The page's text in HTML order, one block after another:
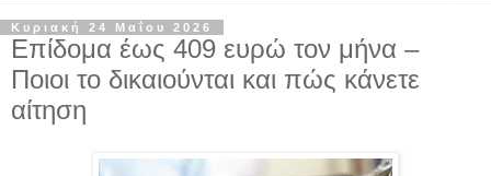
Κυριακή 24 Μαΐου 2026
Επίδομα έως 409 ευρώ τον μήνα –
Ποιοι το δικαιούνται και πώς κάνετε
αίτηση